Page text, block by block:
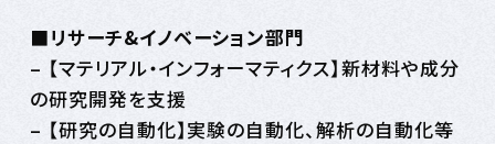
■リサーチ&イノベーション部門
– 【マテリアル・インフォーマティクス】新材料や成分
の研究開発を支援
– 【研究の自動化】実験の自動化、解析の自動化等